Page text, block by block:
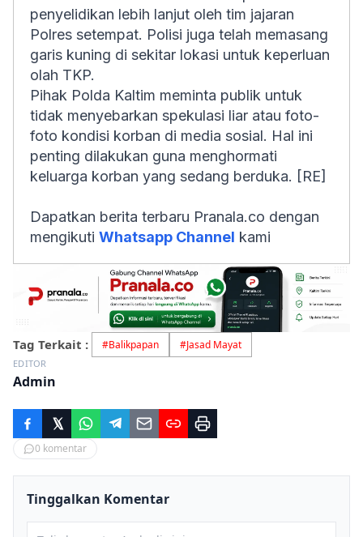
penyelidikan lebih lanjut oleh tim jajaran
Polres setempat. Polisi juga telah memasang
garis kuning di sekitar lokasi untuk keperluan
olah TKP.
Pihak Polda Kaltim meminta publik untuk
tidak menyebarkan spekulasi liar atau foto-
foto kondisi korban di media sosial. Hal ini
penting dilakukan guna menghormati
keluarga korban yang sedang berduka. [RE]
Dapatkan berita terbaru Pranala.co dengan
mengikuti Whatsapp Channel kami
Tag Terkait : #Balikpapan #Jasad Mayat
EDITOR
Admin
0 komentar
Tinggalkan Komentar